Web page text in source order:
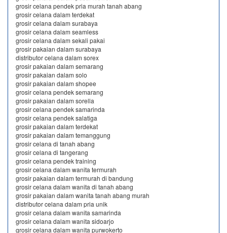
grosir celana pendek pria murah tanah abang
grosir celana dalam terdekat
grosir celana dalam surabaya
grosir celana dalam seamless
grosir celana dalam sekali pakai
grosir pakaian dalam surabaya
distributor celana dalam sorex
grosir pakaian dalam semarang
grosir pakaian dalam solo
grosir pakaian dalam shopee
grosir celana pendek semarang
grosir pakaian dalam sorella
grosir celana pendek samarinda
grosir celana pendek salatiga
grosir pakaian dalam terdekat
grosir pakaian dalam temanggung
grosir celana di tanah abang
grosir celana di tangerang
grosir celana pendek training
grosir celana dalam wanita termurah
grosir pakaian dalam termurah di bandung
grosir celana dalam wanita di tanah abang
grosir pakaian dalam wanita tanah abang murah
distributor celana dalam pria unik
grosir celana dalam wanita samarinda
grosir celana dalam wanita sidoarjo
grosir celana dalam wanita purwokerto